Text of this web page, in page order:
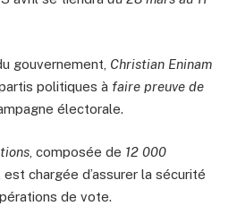
gouvernement, Christian Eninam
politiques à faire preuve de
électorale.
, composée de 12 000
, est chargée d’assurer la sécurité
de vote.